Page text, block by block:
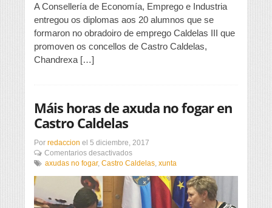
A Consellería de Economía, Emprego e Industria
entregou os diplomas aos 20 alumnos que se
formaron no obradoiro de emprego Caldelas III que
promoven os concellos de Castro Caldelas,
Chandrexa […]
Máis horas de axuda no fogar en
Castro Caldelas
Por redaccion el 5 diciembre, 2017
Comentarios desactivadosen
Máis
de
axuda
axudas no fogar, Castro Caldelas, xunta